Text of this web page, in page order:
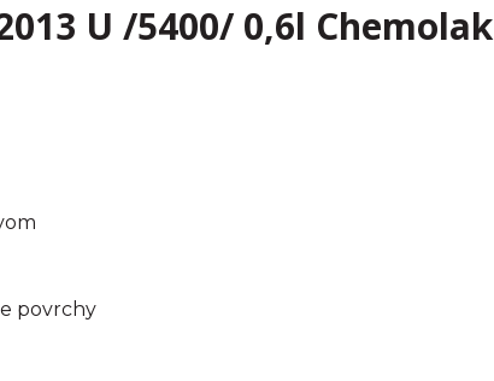
U /5400/ 0,6l Chemolak
povrchy